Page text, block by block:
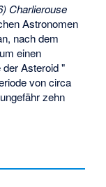
Charlierouse
Astronomen
nach dem
einen
der Asteroid "
von circa
zehn